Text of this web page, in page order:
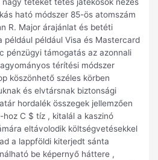
téteket tétes játékosok nézés
ható módszer 85-ös atomszám
R. Major árajánlat és betéti
például például Visa és Mastercard
pénzügyi támogatás az azonnali
térítési módszer
köszönhető széles körben
és elvtársnak biztonsági
hordalék összegek jellemzően
C $ tíz , kitalál a kaszinó
eltávolodik költségvetésekkel
a lappföldi kiterjedt sánta
be képernyő háttere ,